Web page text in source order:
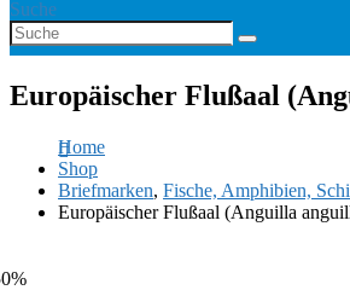
Suche
Europäischer Flußaal
Home
Shop
Briefmarken, Fische, Amphibien,
Europäischer Flußaal (Anguilla